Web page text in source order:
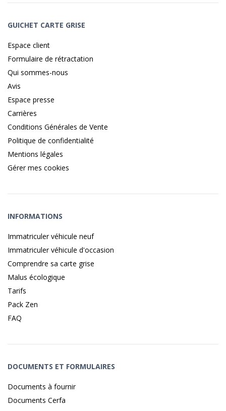
GUICHET CARTE GRISE
Espace client
Formulaire de rétractation
Qui sommes-nous
Avis
Espace presse
Carrières
Conditions Générales de Vente
Politique de confidentialité
Mentions légales
Gérer mes cookies
INFORMATIONS
Immatriculer véhicule neuf
Immatriculer véhicule d'occasion
Comprendre sa carte grise
Malus écologique
Tarifs
Pack Zen
FAQ
DOCUMENTS ET FORMULAIRES
Documents à fournir
Documents Cerfa